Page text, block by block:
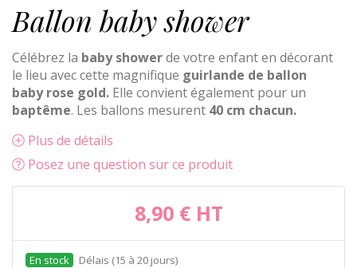
Ballon baby shower
Célébrez la baby showerde votre enfant en décorant
le lieu avec cette magnifique guirlande de ballon
baby rose gold. Elle convient également pour un
baptême. Les ballons mesurent 40 cm chacun.
Plus de détails
Posez une question sur ce produit
8,90 € HT
Délais (15 à 20 jours)